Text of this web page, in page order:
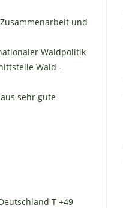
und
Waldpolitik
Wald ‑
sehr gute
T +49